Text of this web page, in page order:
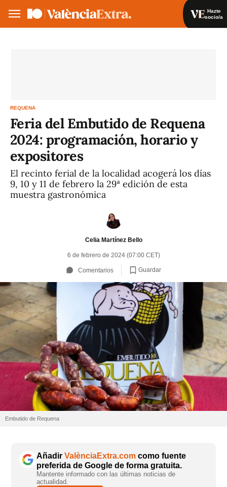
Hazte
socio/a
REQUENA
Feria del Embutido de Requena
2024: programación, horario y
expositores
El recinto ferial de la localidad acogerá los días
9, 10 y 11 de febrero la 29ª edición de esta
muestra gastronómica
Celia Martínez Bello
6 de febrero de 2024 (07:00 CET)
Comentarios Guardar
Embutido de Requena
Añadir ValènciaExtra.com como fuente
preferida de Google de forma gratuita.
Mantente informado con las últimas noticias de
actualidad.